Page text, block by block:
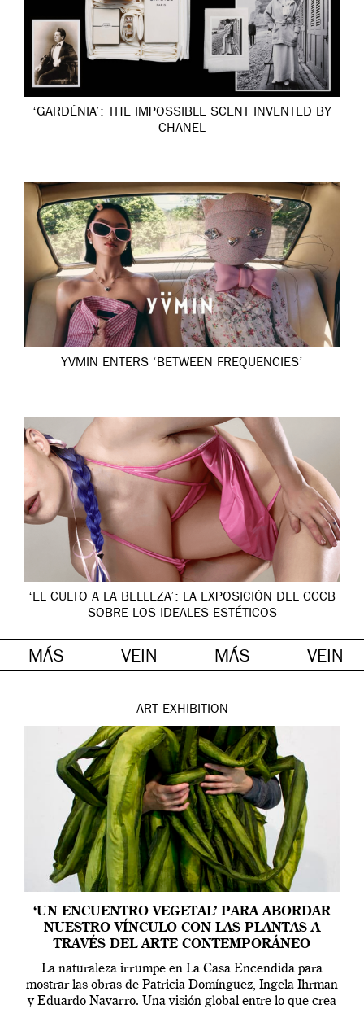
‘GARDÉNIA’: THE IMPOSSIBLE SCENT INVENTED BY
CHANEL
YVMIN ENTERS ‘BETWEEN FREQUENCIES’
‘EL CULTO A LA BELLEZA’: LA EXPOSICIÓN DEL CCCB
SOBRE LOS IDEALES ESTÉTICOS
MÁS VEIN MÁS VEIN
ART EXHIBITION
‘UN ENCUENTRO VEGETAL’ PARA ABORDAR
NUESTRO VÍNCULO CON LAS PLANTAS A
TRAVÉS DEL ARTE CONTEMPORÁNEO
La naturaleza irrumpe en La Casa Encendida para
mostrar las obras de Patricia Domínguez, Ingela Ihrman
y Eduardo Navarro. Una visión global entre lo que crea